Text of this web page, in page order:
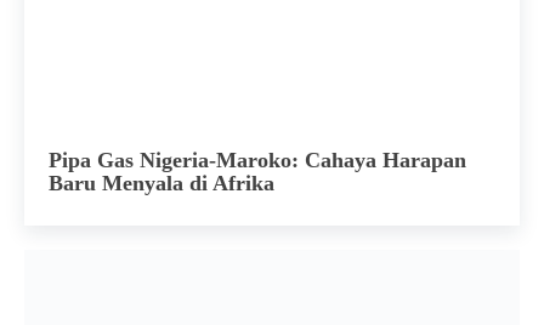
Pipa Gas Nigeria-Maroko: Cahaya Harapan
Baru Menyala di Afrika